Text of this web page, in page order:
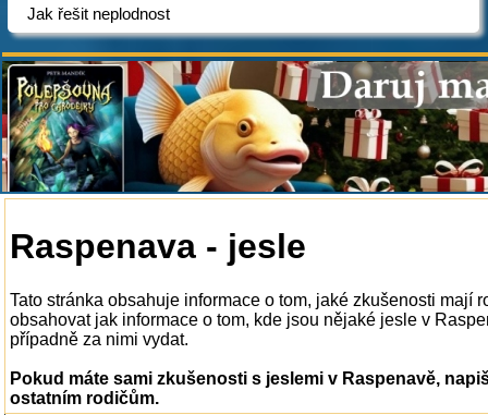
Jak řešit neplodnost
Raspenava - jesle
Tato stránka obsahuje informace o tom, jaké zkušenosti mají
obsahovat jak informace o tom, kde jsou nějaké jesle v
případně za nimi vydat.
Pokud máte sami zkušenosti s jeslemi v Raspenavě,
ostatním rodičům.